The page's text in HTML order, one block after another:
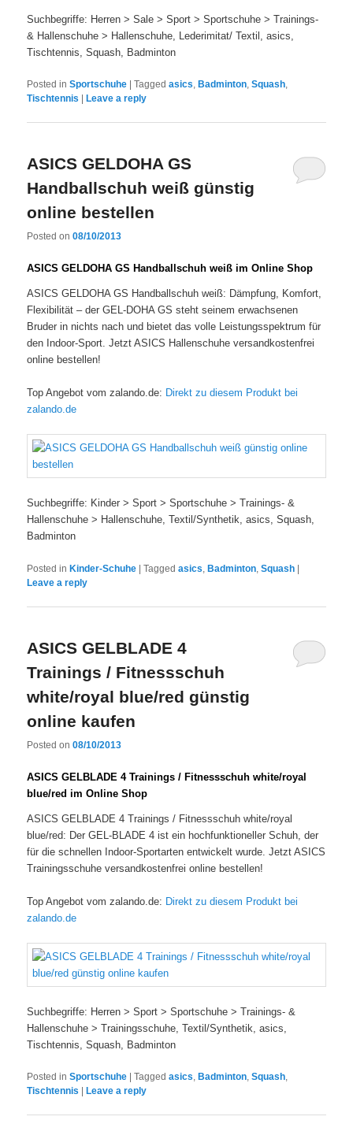
Suchbegriffe: Herren > Sale > Sport > Sportschuhe > Trainings-
& Hallenschuhe > Hallenschuhe, Lederimitat/ Textil, asics,
Tischtennis, Squash, Badminton
Posted in Sportschuhe |Tagged asics ,Badminton ,Squash
Tischtennis |Leave a reply
ASICS GELDOHA GS
Handballschuh weiß günstig
online bestellen
Posted on08/10/2013
ASICS GELDOHA GS Handballschuh weiß im Online Shop
ASICS GELDOHA GS Handballschuh weiß: Dämpfung, Komfort,
Flexibilität – der GEL-DOHA GS steht seinem erwachsenen
Bruder in nichts nach und bietet das volle Leistungsspektrum für
den Indoor-Sport. Jetzt ASICS Hallenschuhe versandkostenfrei
online bestellen!
Top Angebot vom zalando.de: Direkt zu diesem Produkt bei
zalando.de
Suchbegriffe: Kinder > Sport > Sportschuhe > Trainings- &
Hallenschuhe > Hallenschuhe, Textil/Synthetik, asics, Squash,
Badminton
Posted in Kinder-Schuhe |Tagged asics ,Badminton ,Squash |
Leave a reply
ASICS GELBLADE 4
Trainings / Fitnessschuh
white/royal blue/red günstig
online kaufen
Posted on08/10/2013
ASICS GELBLADE 4 Trainings / Fitnessschuh white/royal
blue/red im Online Shop
ASICS GELBLADE 4 Trainings / Fitnessschuh white/royal
blue/red: Der GEL-BLADE 4 ist ein hochfunktioneller Schuh, der
für die schnellen Indoor-Sportarten entwickelt wurde. Jetzt ASICS
Trainingsschuhe versandkostenfrei online bestellen!
Top Angebot vom zalando.de: Direkt zu diesem Produkt bei
zalando.de
Suchbegriffe: Herren > Sport > Sportschuhe > Trainings- &
Hallenschuhe > Trainingsschuhe, Textil/Synthetik, asics,
Tischtennis, Squash, Badminton
Posted in Sportschuhe |Tagged asics, Badminton,Squash,
Tischtennis
Leave a reply